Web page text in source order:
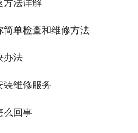
方法详解
单检查和维修方法
办法
装维修服务
么回事